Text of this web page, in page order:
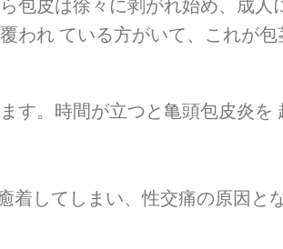
れ ている方がいて、これが包
す。時間が立つと亀頭包皮炎
してしまい、性交痛の原因と